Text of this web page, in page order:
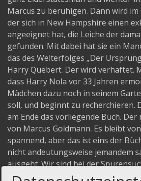
Marcus zu beruhigen. Dann wird
der sich in New Hampshire einen
angeeignet hat, die Leiche der
gefunden. Mit dabei hat sie ein
das des Welterfolges „Der
Harry Quebert. Der wird verhaftet.
dass Harry Nola vor 33 Jahren
Mädchen dazu noch in seinem
soll, und beginnt zu recherchieren.
am Ende das vorliegende Buch.
von Marcus Goldmann. Es bleibt
spannend, aber das ist eins der
nicht andeutungsweise jemandem
ausgeht. Wir sind bei der
und es tauchen immer neue